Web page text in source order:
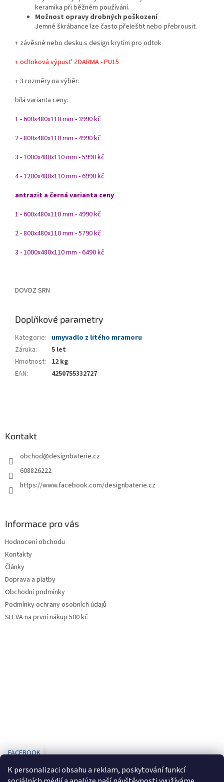
K personalizaci obsahu a reklam, poskytování funkcí
keramika při běžném používání.
Možnost opravy drobných poškození
Jemné škrábance lze často přeleštit nebo přebrousit.
+ závěsné nebo desku s design krytím pro odtok
+ odtoková výpust' ZDARMA - PU15
+ 3 rozměry na výběr:
bílá varianta ceny:
1 - 600x480x110 mm - 3990 kč
2 - 800x480x110 mm - 4990 kč
3 - 1000x480x110 mm - 5990 kč
4 - 1200x480x110 mm - 6990 kč
antrazit a černá varianta ceny
1 - 600x480x110 mm - 4990 kč
2 - 800x480x110 mm - 5790 kč
3 - 1000x480x110 mm - 6490 kč
DOVOZ SRN
Doplňkové parametry
Kategorie: umyvadlo z litého mramoru
Záruka:
5 let
Hmotnost:
12 kg
EAN: 4250755332727
Kontakt
obchod@designbaterie.cz
608826222
https://www.facebook.com/designbaterie.cz
Informace pro vás
Hodnocení obchodu
Kontakty
Články
Doprava a platby
Obchodní podmínky
Podmínky ochrany osobních údajů
SLEVA na první nákup 500 kč
FACEBOOK